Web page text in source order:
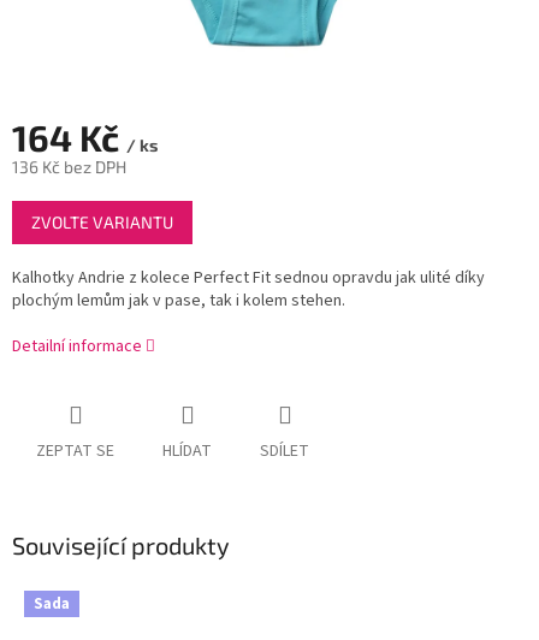
164 Kč / ks
136 Kč bez DPH
Měrná
cena:
ZVOLTE VARIANTU
Kalhotky Andrie z kolece Perfect Fit sednou opravdu jak ulité díky
plochým lemům jak v pase, tak i kolem stehen.
Detailní informace
ZEPTAT SE HLÍDAT SDÍLET
Související produkty
Sada